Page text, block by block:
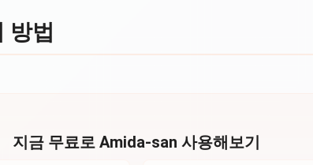
방법
지금 무료로 Amida-san 사용해보기